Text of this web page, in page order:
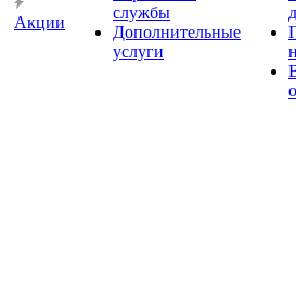
Акции
службы
Дополнительные
услуги